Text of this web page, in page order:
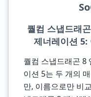
퀄컴 스냅드래
제너레이션 5:
퀄컴 스냅드래곤 8
이션 5는 두 개의
만, 이름으로만 비